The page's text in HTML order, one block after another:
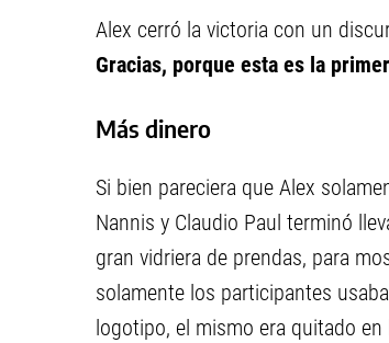
Alex cerró la victoria con un
Gracias, porque esta es la
Más dinero
Si bien pareciera que Alex
Nannis y Claudio Paul terminó
gran vidriera de prendas, para
solamente los participantes
logotipo, el mismo era quitado